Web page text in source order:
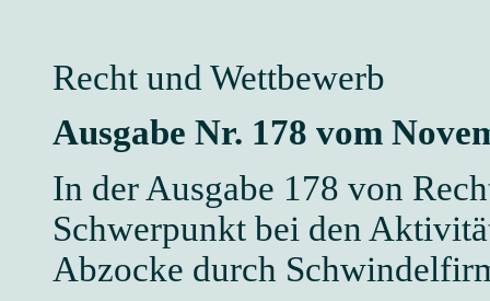
Recht und Wettbewerb
Ausgabe Nr. 178 vom
In der Ausgabe 178 von
Schwerpunkt bei den
Abzocke durch